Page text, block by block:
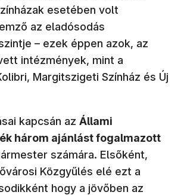
esetében volt
az eladósodás
– ezek éppen azok, az
intézmények, mint a
Margitszigeti Színház és Új
kapcsán az Állami
három ajánlást fogalmazott
számára. Elsőként,
Közgyűlés elé ezt a
hogy a jövőben az